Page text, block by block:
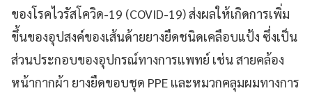
ของโรคไวรัสโควิด-19 (COVID-19) ส่งผลให้เกิดการเพิ่ม
ขึ้นของอุปสงค์ของเส้นด้ายยางยืดชนิดเคลือบแป้ง ซึ่งเป็น
ส่วนประกอบของอุปกรณ์ทางการแพทย์ เช่น สายคล้อง
หน้ากากผ้า ยางยืดขอบชุด PPE และหมวกคลุมผมทางการ